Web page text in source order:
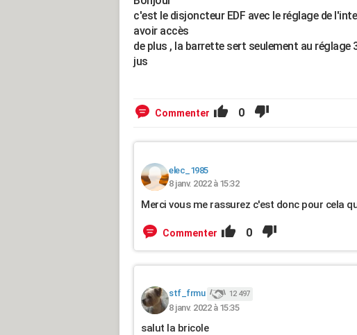
c'est le disjoncteur EDF avec le réglage de
avoir accès
de plus , la barrette sert seulement au
jus
Commenter 0
elec_1985
8 janv. 2022 à 15:32
Merci vous me rassurez c'est donc pour cela
Commenter 0
stf_frmu 12 497
8 janv. 2022 à 15:35
salut la bricole